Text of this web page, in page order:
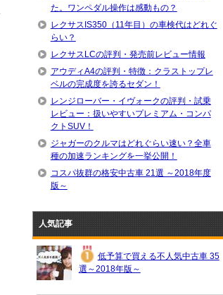
た。ワンペダル操作は感動もの？
レクサスIS350（11年目）の車検代はどれぐ
らい？
レクサスLCの評判・発売前レビュー情報
アウディA4の評判・特徴：クラストップレ
ベルの完成度を誇るセダン！
レンジローバー・イヴォークの評判・試乗
レビュー：扱いやすいプレミアム・コンパ
クトSUV！
ジャガーのクルマはどれぐらい速い？全車
種の加速ランキングを一挙公開！
コスパ抜群の格安中古車 21選 ～2018年度
版～
人気記事
低予算で買える不人気中古車 35
選～2018年版～